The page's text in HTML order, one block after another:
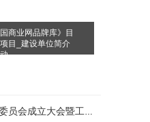
商业网品牌库》目
目_建设单位简介
纳米碳制备技术成套装备发布会成功举办...